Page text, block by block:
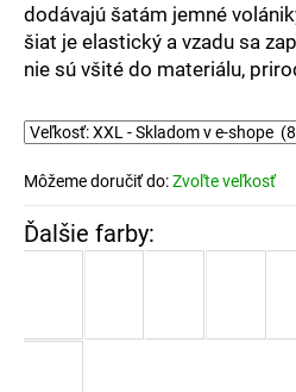
dodávajú šatám jemné
šiat je elastický a vzadu sa
nie sú všité do materiálu,
Môžeme doručiť do:Zvoľte veľkosť